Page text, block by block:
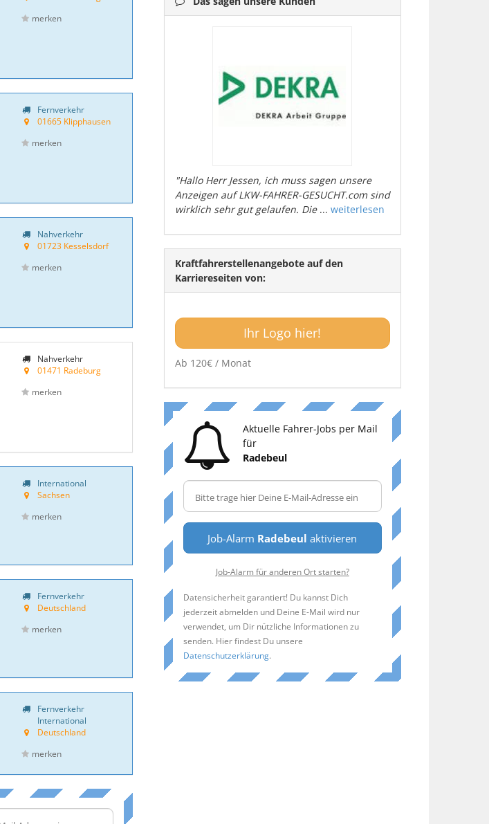
merken
Fernverkehr
01665 Klipphausen
merken
Nahverkehr
01723 Kesselsdorf
merken
Nahverkehr
01471 Radeburg
merken
International
Sachsen
merken
Fernverkehr
Deutschland
merken
Fernverkehr
International
Deutschland
merken
"Hallo Herr Jessen, ich muss sagen unsere
Anzeigen auf LKW-FAHRER-GESUCHT.com sind
wirklich sehr gut gelaufen. Die... weiterlesen
Kraftfahrerstellenangebote auf den
Karriereseiten von:
Ihr Logo hier!
Ab 120€ / Monat
Aktuelle Fahrer-Jobs per Mail
für
Radebeul
Job-Alarm Radebeul aktivieren
Job-Alarm für anderen Ort starten?
Datensicherheit garantiert! Du kannst Dich
jederzeit abmelden und Deine E-Mail wird nur
verwendet, um Dir nützliche Informationen zu
senden. Hier findest Du unsere
Datenschutzerklärung.